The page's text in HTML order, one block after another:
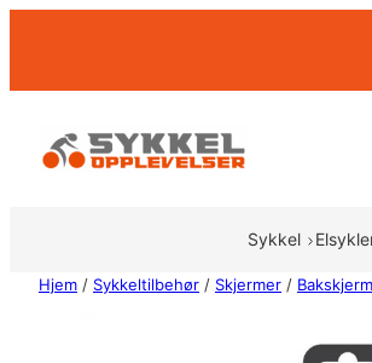
Sykkel
Hjem / Sykkeltilbehør / Skjermer /